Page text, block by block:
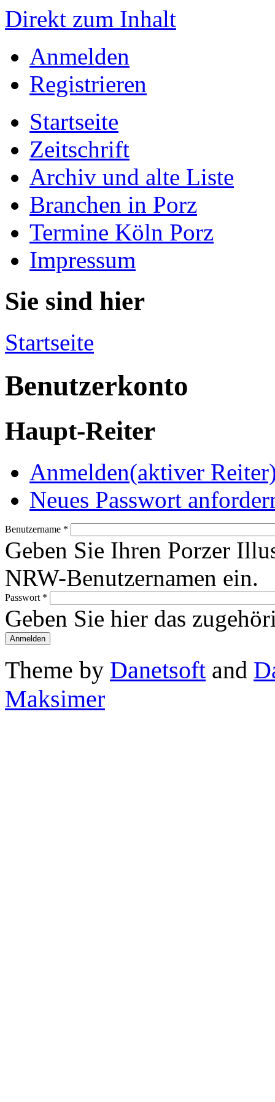
Direkt zum Inhalt
Anmelden
Registrieren
Startseite
Zeitschrift
Archiv und alte Liste
Branchen in Porz
Termine Köln Porz
Impressum
Sie sind hier
Startseite
Benutzerkonto
Haupt-Reiter
Anmelden(aktiver
Neues Passwort
Benutzername *
Geben Sie Ihren Porzer
NRW-Benutzernamen ein.
Passwort *
Geben Sie hier das
Theme by Danetsoft and
Maksimer